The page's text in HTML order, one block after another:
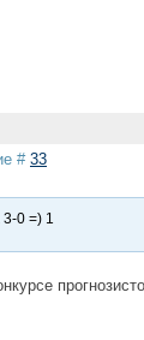
# 33
0 =) 1